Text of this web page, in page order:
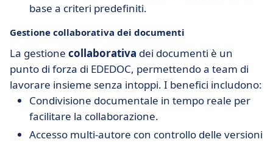
base a criteri predefiniti.
Gestione collaborativa dei documenti
La gestione collaborativa dei documenti è un
punto di forza di EDEDOC, permettendo a team di
lavorare insieme senza intoppi. I benefici includono:
Condivisione documentale in tempo reale per
facilitare la collaborazione.
Accesso multi-autore con controllo delle versioni